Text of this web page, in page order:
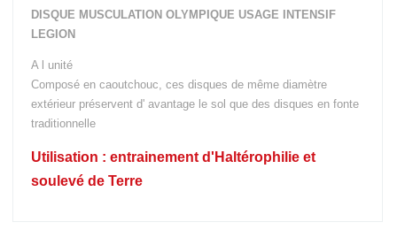
DISQUE MUSCULATION OLYMPIQUE USAGE INTENSIF
LEGION
A l unité
Composé en caoutchouc, ces disques de même diamètre
extérieur préservent d' avantage le sol que des disques en fonte
traditionnelle
Utilisation : entrainement d'Haltérophilie et
soulevé de Terre